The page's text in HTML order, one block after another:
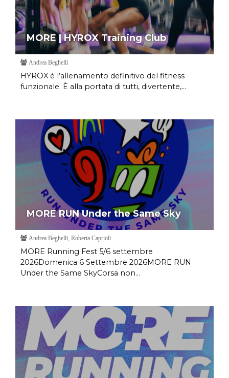
MORE | HYROX Training Club
Andrea Beghelli
HYROX è l’allenamento definitivo del fitness
funzionale. È alla portata di tutti, divertente,...
MORE RUN Under the Same Sky
Andrea Beghelli, Roberta Caprioli
MORE Running Fest 5/6 settembre
2026Domenica 6 Settembre 2026MORE RUN
Under the Same SkyCorsa non...